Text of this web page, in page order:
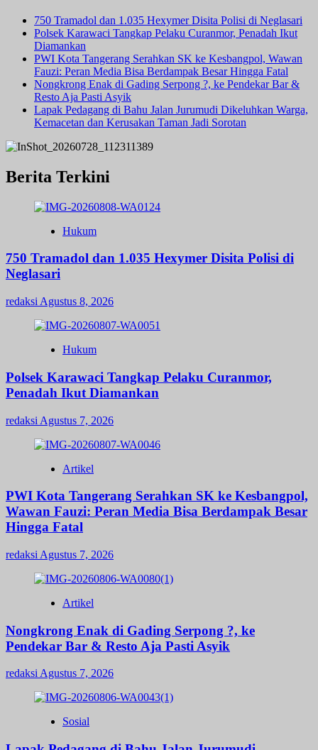
750 Tramadol dan 1.035 Hexymer Disita Polisi di Neglasari
Polsek Karawaci Tangkap Pelaku Curanmor, Penadah Ikut
Diamankan
PWI Kota Tangerang Serahkan SK ke Kesbangpol, Wawan
Fauzi: Peran Media Bisa Berdampak Besar Hingga Fatal
Nongkrong Enak di Gading Serpong ?, ke Pendekar Bar &
Resto Aja Pasti Asyik
Lapak Pedagang di Bahu Jalan Jurumudi Dikeluhkan Warga,
Kemacetan dan Kerusakan Taman Jadi Sorotan
Berita Terkini
Hukum
750 Tramadol dan 1.035 Hexymer Disita Polisi di
Neglasari
redaksi Agustus 8, 2026
Hukum
Polsek Karawaci Tangkap Pelaku Curanmor,
Penadah Ikut Diamankan
redaksi Agustus 7, 2026
Artikel
PWI Kota Tangerang Serahkan SK ke Kesbangpol,
Wawan Fauzi: Peran Media Bisa Berdampak Besar
Hingga Fatal
redaksi Agustus 7, 2026
Artikel
Nongkrong Enak di Gading Serpong ?, ke
Pendekar Bar & Resto Aja Pasti Asyik
redaksi Agustus 7, 2026
Sosial